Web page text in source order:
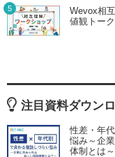
5
Wevox相
値観トーク
注目資料ダウン
性差・年
悩み～企
体制とは～